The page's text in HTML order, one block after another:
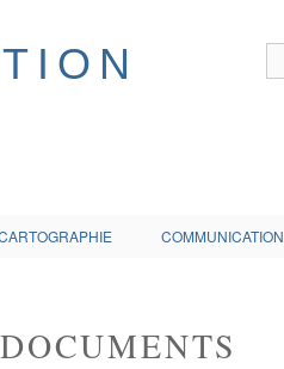
COMMUNICATION